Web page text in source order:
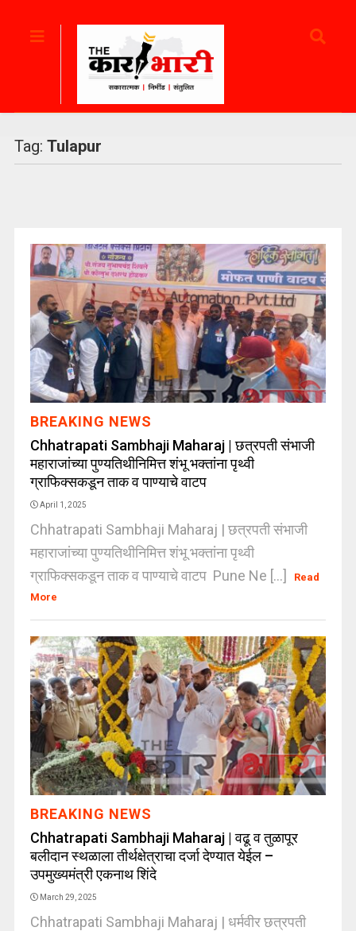
Tag: Tulapur
BREAKING NEWS
Chhatrapati Sambhaji Maharaj | छत्रपती संभाजी
महाराजांच्या पुण्यतिथीनिमित्त शंभू भक्तांना पृथ्वी
ग्राफिक्सकडून ताक व पाण्याचे वाटप
April 1, 2025
Chhatrapati Sambhaji Maharaj | छत्रपती संभाजी
महाराजांच्या पुण्यतिथीनिमित्त शंभू भक्तांना पृथ्वी
ग्राफिक्सकडून ताक व पाण्याचे वाटप ​Pune Ne [...]
Read
More
BREAKING NEWS
Chhatrapati Sambhaji Maharaj | वढू व तुळापूर
बलीदान स्थळाला तीर्थक्षेत्राचा दर्जा देण्यात येईल –
उपमुख्यमंत्री एकनाथ शिंदे
March 29, 2025
Chhatrapati Sambhaji Maharaj | धर्मवीर छत्रपती